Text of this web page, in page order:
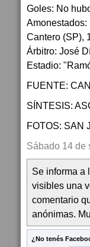
Goles: No
Amonestados:
Cantero (SP),
Árbitro: José
Estadio:
FUENTE:
SÍNTESIS:
FOTOS: SAN
Sábado 14 de
Se informa a
visibles una
comentario
anónimas.
¿No tenés